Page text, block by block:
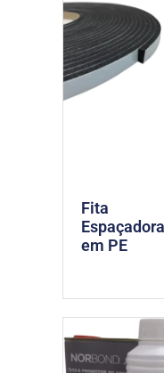
Fita
Espaçadora
em PE